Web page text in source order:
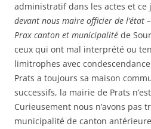
administratif dans les actes et ce
devant nous maire officier de l’état
Prax canton et municipalité de
ceux qui ont mal interprété ou
limitrophes avec
Prats a toujours sa maison
successifs, la mairie de Prats
Curieusement nous n’avons pas
municipalité de canton antérieure